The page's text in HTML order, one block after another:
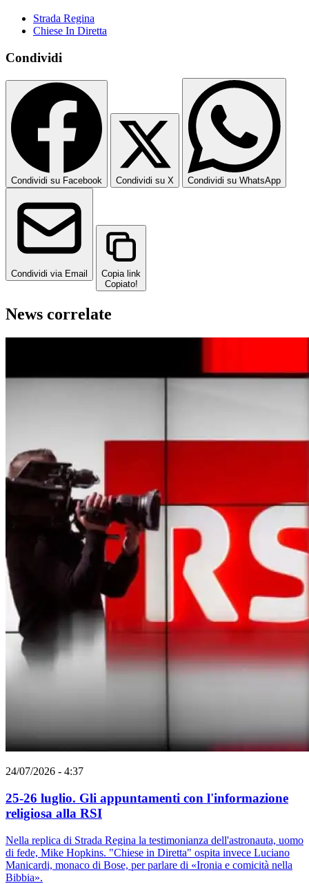
Strada Regina
Chiese In Diretta
Condividi
Condividi su Facebook Condividi su X Condividi su WhatsApp
Condividi via Email
Copia link
Copiato!
News correlate
24/07/2026 - 4:37
25-26 luglio. Gli appuntamenti con l'informazione
religiosa alla RSI
Nella replica di Strada Regina la testimonianza dell'astronauta, uomo
di fede, Mike Hopkins. "Chiese in Diretta" ospita invece Luciano
Manicardi, monaco di Bose, per parlare di «Ironia e comicità nella
Bibbia».